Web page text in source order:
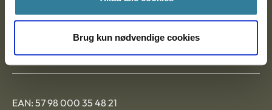
Brug kun nødvendige cookies
Ankestyrelsen Aalborg
Ankestyrelsen København
EAN: 57 98 000 35 48 21